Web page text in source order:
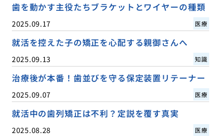
歯を動かす主役たちブラケットとワイヤーの種類
2025.09.17 医療
就活を控えた子の矯正を心配する親御さんへ
2025.09.13 知識
治療後が本番！歯並びを守る保定装置リテーナー
2025.09.07 医療
就活中の歯列矯正は不利？定説を覆す真実
2025.08.28 医療